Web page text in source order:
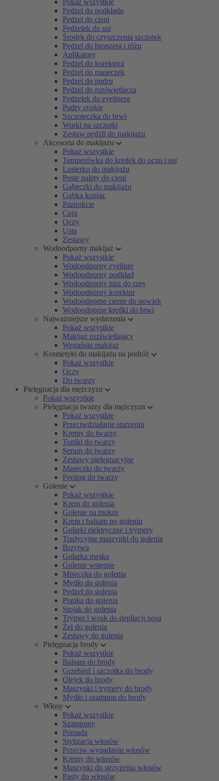
Pokaż wszystkie
Pędzel do podkładu
Pędzel do cieni
Pędzelek do ust
Środek do czyszczenia szczotek
Pędzel do bronzera i różu
Aplikatory
Pędzel do korektora
Pędzel do maseczek
Pędzel do pudru
Pędzel do rozświetlacza
Pędzelek do eyelinera
Pudry sypkie
Szczoteczka do brwi
Worki na szczotki
Zestaw pędzli do makijażu
Akcesoria do makijażu
Pokaż wszystkie
Temperówka do kredek do oczu i ust
Lusterko do makijażu
Puste palety do cieni
Gąbeczki do makijażu
Gąbka konjac
Paznokcie
Cera
Oczy
Usta
Zestawy
Wodoodporny makijaż
Pokaż wszystkie
Wodoodporny eyeliner
Wodoodporny podkład
Wodoodporny tusz do rzęs
Wodoodporny korektor
Wodoodporne cienie do powiek
Wodoodporne kredki do brwi
Najważniejsze wydarzenia
Pokaż wszystkie
Makijaż rozświetlający
Wegański makijaż
Kosmetyki do makijażu na podróż
Pokaż wszystkie
Oczy
Do twarzy
Pielęgnacja dla mężczyzn
Pokaż wszystkie
Pielęgnacja twarzy dla mężczyzn
Pokaż wszystkie
Przeciwdziałanie starzeniu
Kremy do twarzy
Toniki do twarzy
Serum do twarzy
Zestawy pielęgnacyjne
Maseczki do twarzy
Peeling do twarzy
Golenie
Pokaż wszystkie
Krem do golenia
Golenie na mokro
Krem i balsam po goleniu
Golarki elektryczne i trymery
Tradycyjne maszynki do golenia
Brzytwa
Golarka męska
Golenie wstępne
Miseczka do golenia
Mydło do golenia
Pędzel do golenia
Pianka do golenia
Stojak do golenia
Trymer i wosk do depilacji nosa
Żel do golenia
Zestawy do golenia
Pielęgnacja brody
Pokaż wszystkie
Balsam do brody
Grzebień i szczotka do brody
Olejek do brody
Maszynki i trymery do brody
Mydło i szampon do brody
Włosy
Pokaż wszystkie
Szampony
Pomada
Stylizacja włosów
Przeciw wypadaniu włosów
Kremy do włosów
Maszynki do strzyżenia włosów
Pasty do włosów